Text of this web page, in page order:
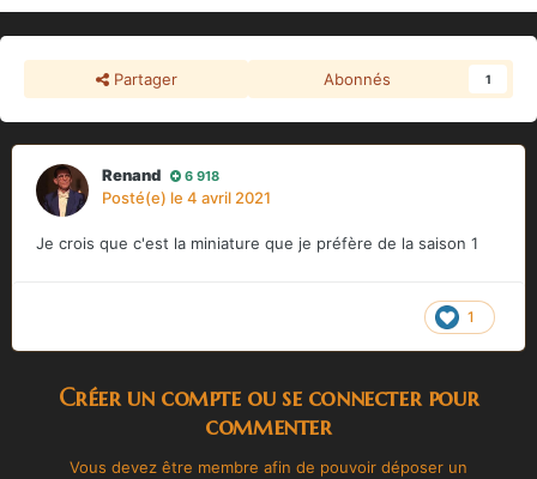
Partager Abonnés 1
Renand 6 918
Posté(e) le 4 avril 2021
Je crois que c'est la miniature que je préfère de la saison 1
1
Créer un compte ou se connecter pour
commenter
Vous devez être membre afin de pouvoir déposer un